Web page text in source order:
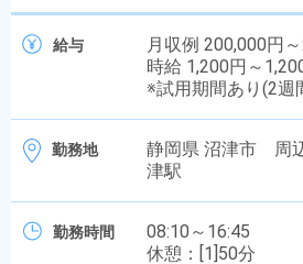
給与
月収例 200,000円
時給 1,200円～
※試用期間あり(2週
勤務地
静岡県 沼津市 周
津駅
勤務時間
08:10～16:45
休憩：[1]50分